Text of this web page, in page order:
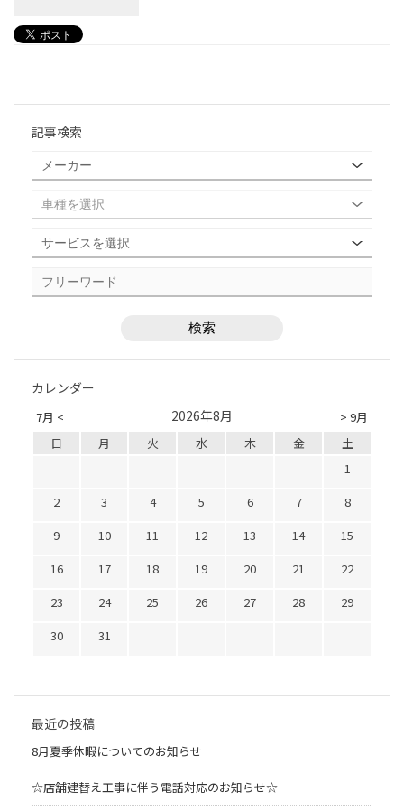
記事検索
カレンダー
7月 < > 9月
2026年8月
日 月 火 水 木 金
土
1
2
3 4 5 6 7
8
9
10 11 12 13 14
15
16
17 18 19 20 21
22
23
24 25 26 27 28
29
30
31
最近の投稿
8月夏季休暇についてのお知らせ
☆店舗建替え工事に伴う電話対応のお知らせ☆